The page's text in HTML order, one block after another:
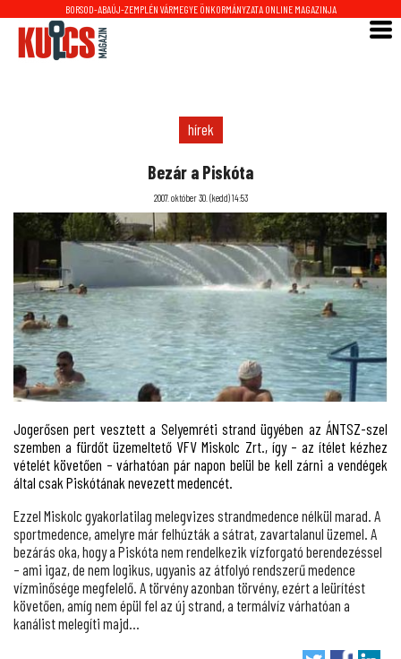
BORSOD-ABAÚJ-ZEMPLÉN VÁRMEGYE ÖNKORMÁNYZATA ONLINE MAGAZINJA
hírek
Bezár a Piskóta
2007. október 30. (kedd) 14:53
Jogerősen pert vesztett a Selyemréti strand ügyében az ÁNTSZ-szel
szemben a fürdőt üzemeltető VFV Miskolc Zrt., így – az ítélet kézhez
vételét követően – várhatóan pár napon belül be kell zárni a vendégek
által csak Piskótának nevezett medencét.
Ezzel Miskolc gyakorlatilag melegvizes strandmedence nélkül marad. A
sportmedence, amelyre már felhúzták a sátrat, zavartalanul üzemel. A
bezárás oka, hogy a Piskóta nem rendelkezik vízforgató berendezéssel
– ami igaz, de nem logikus, ugyanis az átfolyó rendszerű medence
vízminősége megfelelő. A törvény azonban törvény, ezért a leürítést
követően, amíg nem épül fel az új strand, a termálvíz várhatóan a
kanálist melegíti majd…